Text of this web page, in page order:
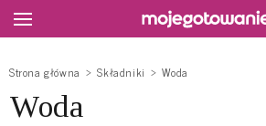
Strona główna Składniki Woda
Woda